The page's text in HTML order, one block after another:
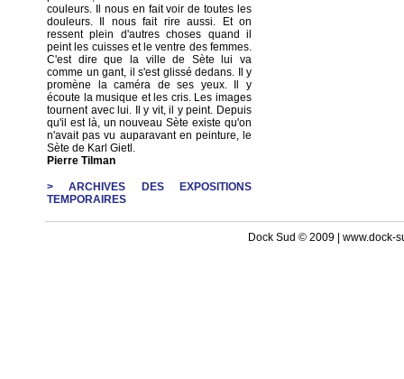
couleurs. Il nous en fait voir de toutes les
douleurs. Il nous fait rire aussi. Et on
ressent plein d'autres choses quand il
peint les cuisses et le ventre des femmes.
C'est dire que la ville de Sète lui va
comme un gant, il s'est glissé dedans. Il y
promène la caméra de ses yeux. Il y
écoute la musique et les cris. Les images
tournent avec lui. Il y vit, il y peint. Depuis
qu'il est là, un nouveau Sète existe qu'on
n'avait pas vu auparavant en peinture, le
Sète de Karl Gietl.
Pierre Tilman
> ARCHIVES DES EXPOSITIONS
TEMPORAIRES
Dock Sud © 2009 | www.dock-